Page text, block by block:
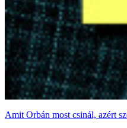
Amit Orbán most csinál, azért